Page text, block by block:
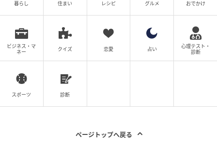
暮らし 住まい レシピ グルメ おでかけ
ビジネス・マ
ネー
クイズ 恋愛 占い
心理テスト・
診断
スポーツ 診断
ページトップへ戻る